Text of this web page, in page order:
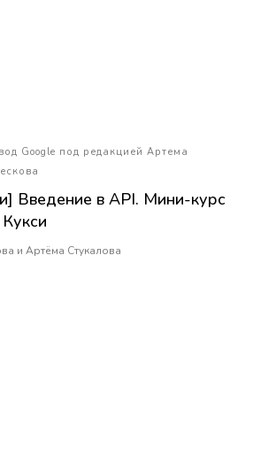
Google под редакцией Артема
Введение в API. Мини-курс
и Артёма Стукалова